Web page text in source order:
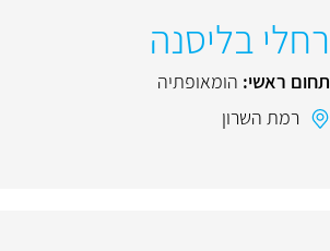
רחלי בליסנה
תחום ראשי: הומאופתיה
רמת השרון